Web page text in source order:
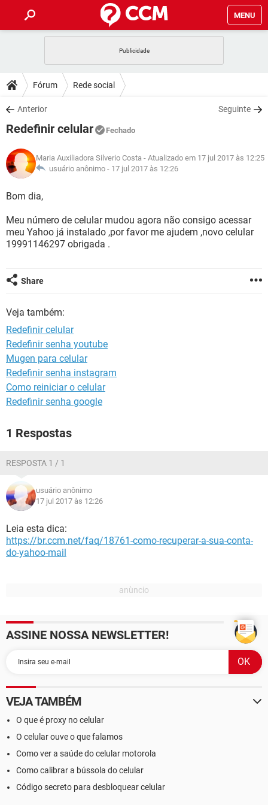
MENU
CELULAR
OUTLOOK
INSTAGRAM
GUIA DE COMPRAS
DICAS
JOGOS
INSTAGRAM GMAIL
GUIA DE COMPRAS
DOWNLOADS
JOGOS
CELULAR
OUTLOOK EXCEL
INSTAGRAM
JOGOS WHATSAPP
CELULAR
OUTLOOK
INSTAGRAM GMAIL
GUIA DE COMPRAS
GLOSSÁRIO
JOGOS
OUTLOOK EXCEL
GUIA DE COMPRAS
Fórum Rede social
Anterior Seguinte
Redefinir celular Fechado
Maria Auxiliadora Silverio Costa - Atualizado em 17 jul 2017 às 12:25
usuário anônimo - 17 jul 2017 às 12:26
Bom dia,
Meu número de celular mudou agora não consigo acessar
meu Yahoo já instalado ,por favor me ajudem ,novo celular
19991146297 obrigada .
Share
Veja também:
Redefinir celular
Redefinir senha youtube
Mugen para celular
Redefinir senha instagram
Como reiniciar o celular
Redefinir senha google
1 Respostas
RESPOSTA 1 / 1
usuário anônimo
17 jul 2017 às 12:26
Leia esta dica:
https://br.ccm.net/faq/18761-como-recuperar-a-sua-conta-
do-yahoo-mail
ASSINE NOSSA NEWSLETTER!
VEJA TAMBÉM
O que é proxy no celular
O celular ouve o que falamos
Como ver a saúde do celular motorola
Como calibrar a bússola do celular
Código secreto para desbloquear celular